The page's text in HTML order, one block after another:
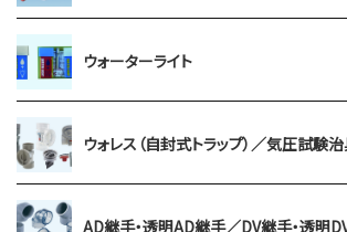
ウォーターライト
ウォレス（自封式トラップ）／気圧試験
AD継手・透明AD継手／DV継手・透明